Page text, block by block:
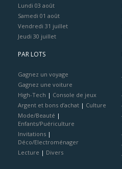
Lundi 03 août
Samedi 01 août
Vendredi 31 juillet
Jeudi 30 juillet
PAR LOTS
Gagnez un voyage
Gagnez une voiture
High-Tech | Console de jeux
Argent et bons d’achat | Culture
Mode/Beauté |
Enfants/Puériculture
Invitations |
Déco/Electroménager
Lecture | Divers